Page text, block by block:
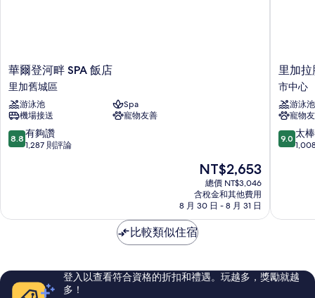
華
爾
登
河
畔
SPA
飯
區
華爾登河畔 SPA 飯店
里加舊城區
游泳池
Spa
機場接送
寵物友善
8.8
分，
夠
評
論
8.8 有夠讚
1,287 則評論
現
在
價
格
為
NT$2,653
總價 NT$3,046
含稅金和其他費用
8 月 30 日 - 8 月 31 日
里
加
拉
脫
維
亞
會
藍
店
市
里加
市中心
游泳池
寵物
9.0
分，
棒
評
論
9.0 太
比較類似住宿
登入以查看符合資格的折扣和禮遇。玩越多，獎勵就越
多！